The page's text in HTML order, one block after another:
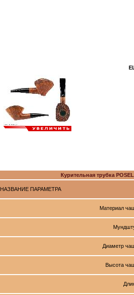
Курительная трубка
НАЗВАНИЕ ПАРАМЕТРА
Материал
Диаметр
Высота